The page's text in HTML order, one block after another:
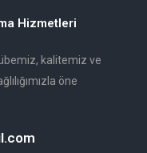
Hizmetleri
kalitemiz ve
öne